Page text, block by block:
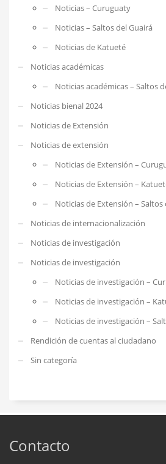
Noticias – Curuguaty
Noticias – Saltos del Guairá
Noticias de Katueté
Noticias académicas
Noticias académicas – Saltos
Noticias bienal 2024
Noticias de Extensión
Noticias de extensión
Noticias de Extensión –
Noticias de Extensión –
Noticias de Extensión – Saltos
Noticias de internacionalización
Noticias de investigación
Noticias de investigación
Noticias de investigación –
Noticias de investigación –
Noticias de investigación –
Rendición de cuentas al ciudadano
Sin categoría
Contacto